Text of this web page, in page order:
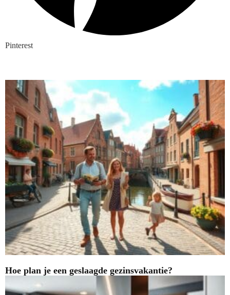
Pinterest
Hoe plan je een geslaagde gezinsvakantie?